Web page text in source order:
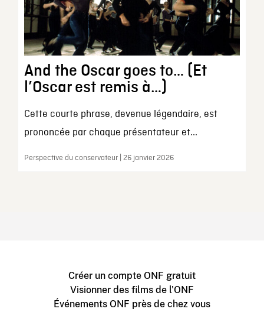
And the Oscar goes to… (Et
l’Oscar est remis à…)
Cette courte phrase, devenue légendaire, est
prononcée par chaque présentateur et...
Perspective du conservateur | 26 janvier 2026
Créer un compte ONF gratuit
Visionner des films de l'ONF
Événements ONF près de chez vous